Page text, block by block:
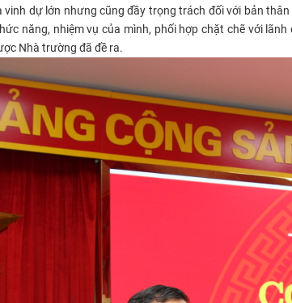
dự lớn nhưng cũng đầy trọng trách đối với bản
năng, nhiệm vụ của mình, phối hợp chặt chẽ với
Nhà trường đã đề ra.